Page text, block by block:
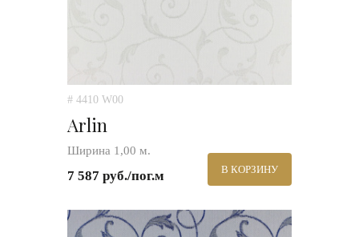
# 4410 W00
Arlin
Ширина 1,00 м.
7 587 руб./пог.м В КОРЗИНУ